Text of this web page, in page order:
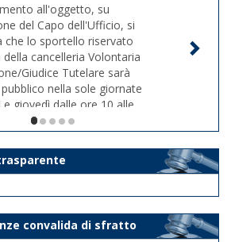
all'oggetto, su
del Capo dell'Ufficio, si
che lo sportello riservato
della cancelleria Volontaria
Giudice Tutelare sarà
nella sole giornate
e giovedì dalle ore 10 alle
disposizioni suddette
dalla data odierna fino
2026.
la trattazione con
degli atti indifferibili e
convalida di sfratto